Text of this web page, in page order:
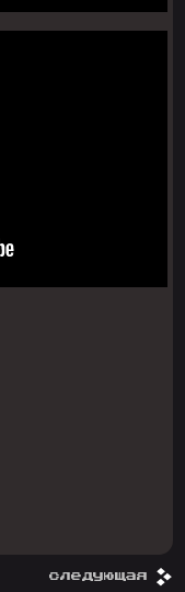
следующая